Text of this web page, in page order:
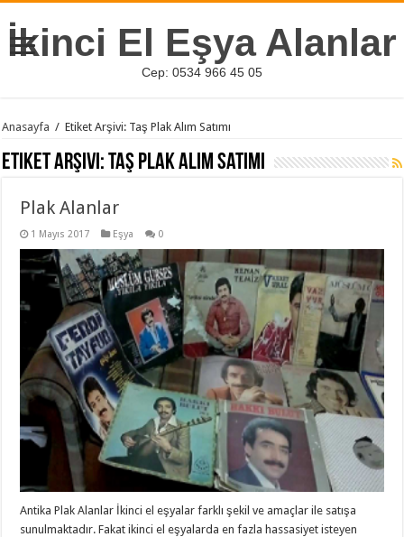
İkinci El Eşya Alanlar
Cep: 0534 966 45 05
Anasayfa / Etiket Arşivi: Taş Plak Alım Satımı
Etiket Arşivi:Taş Plak Alım Satımı
Plak Alanlar
1 Mayıs 2017 Eşya 0
Antika Plak Alanlar İkinci el eşyalar farklı şekil ve amaçlar ile satışa
sunulmaktadır. Fakat ikinci el eşyalarda en fazla hassasiyet isteyen